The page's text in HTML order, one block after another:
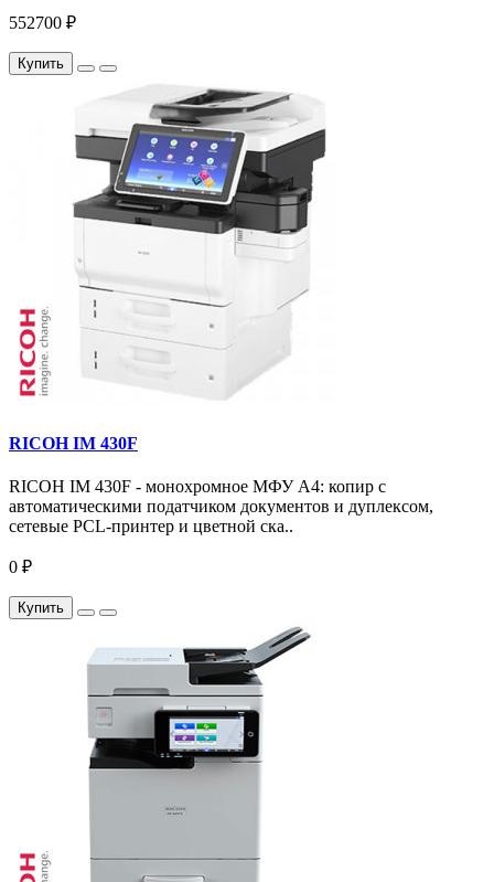
552700 ₽
Купить
RICOH IM 430F
RICOH IM 430F - монохромное МФУ A4: копир с
автоматическими податчиком документов и дуплексом,
сетевые PCL-принтер и цветной ска..
0 ₽
Купить